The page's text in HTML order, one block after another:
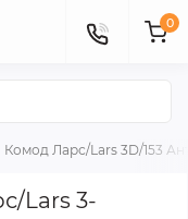
0
Комод Ларс/Lars 3D/153
Lars 3-